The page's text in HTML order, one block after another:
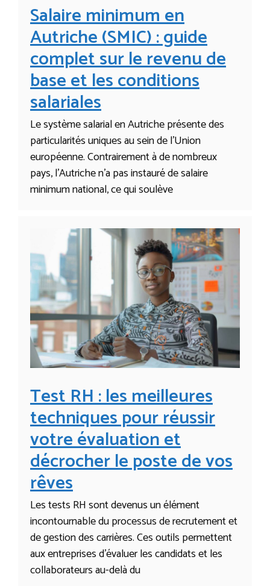
Salaire minimum en
Autriche (SMIC) : guide
complet sur le revenu de
base et les conditions
salariales
Le système salarial en Autriche présente des
particularités uniques au sein de l’Union
européenne. Contrairement à de nombreux
pays, l’Autriche n’a pas instauré de salaire
minimum national, ce qui soulève
Test RH : les meilleures
techniques pour réussir
votre évaluation et
décrocher le poste de vos
rêves
Les tests RH sont devenus un élément
incontournable du processus de recrutement et
de gestion des carrières. Ces outils permettent
aux entreprises d’évaluer les candidats et les
collaborateurs au-delà du